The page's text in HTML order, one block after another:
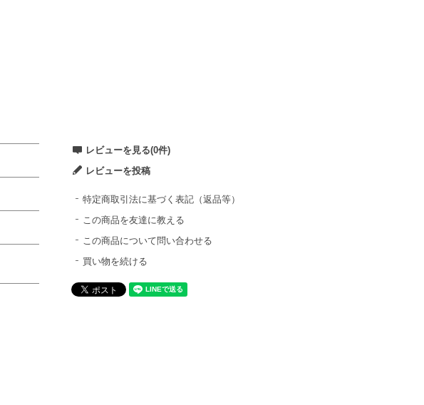
レビューを見る(0件)
レビューを投稿
特定商取引法に基づく表記（返品等）
この商品を友達に教える
この商品について問い合わせる
買い物を続ける